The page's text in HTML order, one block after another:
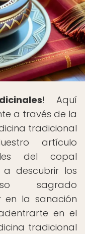
! Aquí
a través de la
tradicional
artículo
del copal
a descubrir los
sagrado
en la sanación
en el
tradicional